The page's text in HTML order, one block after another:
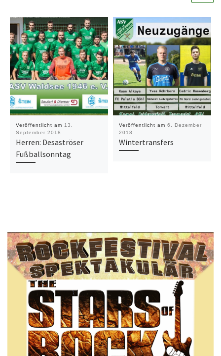
Veröffentlicht am 13.
September 2018
Herren: Desaströser
Fußballsonntag
Veröffentlicht am 6. Dezember
2018
Wintertransfers